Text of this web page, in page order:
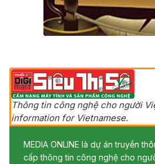
Thông tin công nghệ cho người
information for Vietnamese.
MEDIA ONLINE là dự án truyền
cấp thông tin công nghệ cho